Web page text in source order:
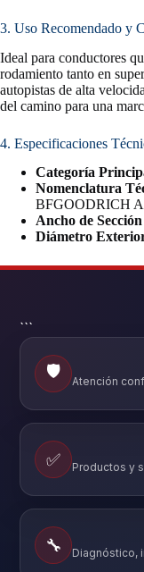
3. Uso Recomendado y
Ideal para conductores
rodamiento tanto en
autopistas de alta
del camino para una
4. Especificaciones
Categoría
Nomenclatura
BFGOODRICH
Ancho de
Diámetro
```
🛡️
Atención
✅
Productos y
🔧
Diagnóstico,